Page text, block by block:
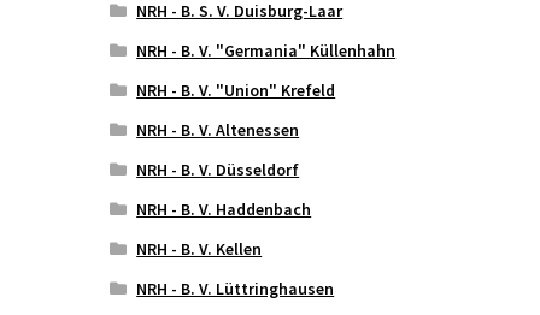
NRH - B. S. V. Duisburg-Laar
NRH - B. V. "Germania" Küllenhahn
NRH - B. V. "Union" Krefeld
NRH - B. V. Altenessen
NRH - B. V. Düsseldorf
NRH - B. V. Haddenbach
NRH - B. V. Kellen
NRH - B. V. Lüttringhausen